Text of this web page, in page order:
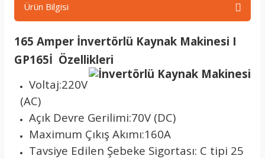
Ürün Bilgisi
165 Amper İnvertörlü Kaynak Makinesi I
GP165İ Özellikleri
Voltaj:220V
(AC)
Açık Devre Gerilimi:70V (DC)
Maximum Çıkış Akımı:160A
Tavsiye Edilen Şebeke Sigortası: C tipi 25